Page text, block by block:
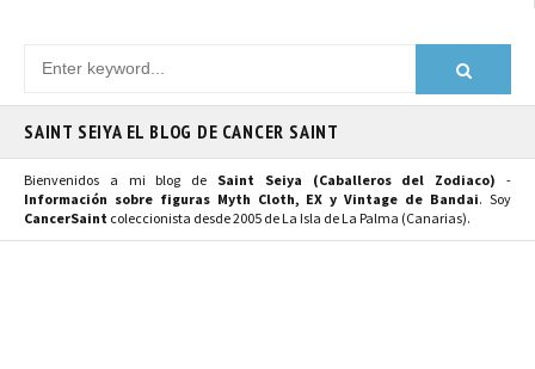
SAINT SEIYA EL BLOG DE CANCER SAINT
Bienvenidos a mi blog de Saint Seiya (Caballeros del Zodiaco) -
Información sobre figuras Myth Cloth, EX y Vintage de Bandai. Soy
CancerSaint coleccionista desde 2005 de La Isla de La Palma (Canarias).